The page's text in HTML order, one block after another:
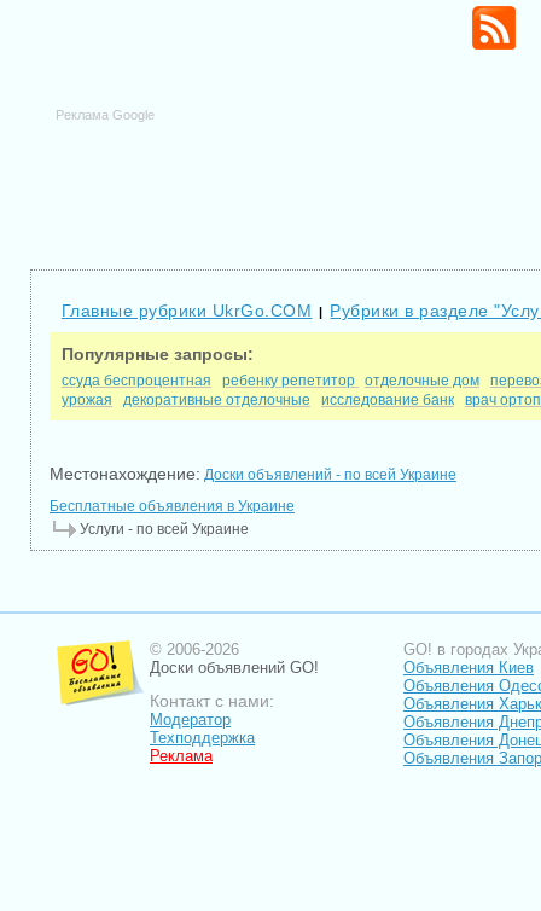
Реклама Google
Главные рубрики UkrGo.COM | Рубрики в разделе
Популярные запросы:
ссуда беспроцентная ребенку репетитор отделочные дом
урожая
декоративные отделочные исследование банк врач
Местонахождение: Доски объявлений - по всей Украине
Бесплатные объявления в Украине
Услуги - по всей Украине
© 2006-2026
Доски объявлений GO!
Контакт с нами:
Модератор
Техподдержка
Реклама
GO! в городах
Объявления Киев
Объявления
Объявления
Объявления
Объявления
Объявления